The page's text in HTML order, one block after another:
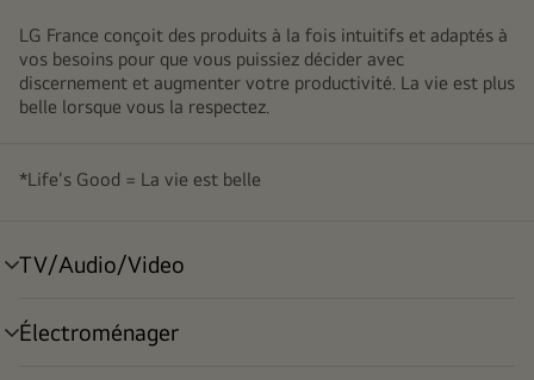
LG France conçoit des produits à la fois intuitifs et adaptés à
vos besoins pour que vous puissiez décider avec
discernement et augmenter votre productivité. La vie est plus
belle lorsque vous la respectez.
*Life's Good = La vie est belle
TV/Audio/Video
menu
Électroménager
menu